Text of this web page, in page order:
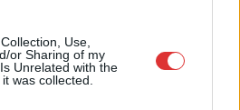
Use,
or Sharing of my
Unrelated with the
was collected.
vállalkozással egyeztetett
megsegítéséről
jelezte, hogy segítene